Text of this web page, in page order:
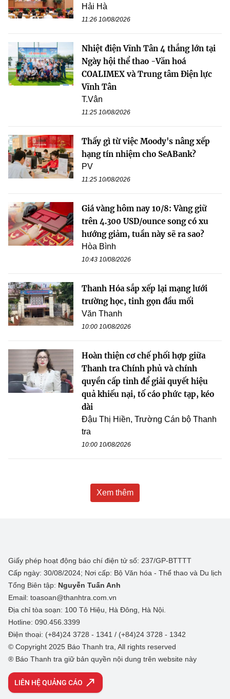
Hải Hà
11:26 10/08/2026
Nhiệt điện Vĩnh Tân 4 thắng lớn tại
Ngày hội thể thao -Văn hoá
COALIMEX và Trung tâm Điện lực
Vĩnh Tân
T.Vân
11:25 10/08/2026
Thấy gì từ việc Moody's nâng xếp
hạng tín nhiệm cho SeABank?
PV
11:25 10/08/2026
Giá vàng hôm nay 10/8: Vàng giữ
trên 4.300 USD/ounce song có xu
hướng giảm, tuần này sẽ ra sao?
Hòa Bình
10:43 10/08/2026
Thanh Hóa sắp xếp lại mạng lưới
trường học, tinh gọn đầu mối
Văn Thanh
10:00 10/08/2026
Hoàn thiện cơ chế phối hợp giữa
Thanh tra Chính phủ và chính
quyền cấp tỉnh để giải quyết hiệu
quả khiếu nại, tố cáo phức tạp, kéo
dài
Đậu Thị Hiền, Trường Cán bộ Thanh
tra
10:00 10/08/2026
Xem thêm
Giấy phép hoạt động báo chí điện tử số: 237/GP-BTTTT
Cấp ngày: 30/08/2024; Nơi cấp: Bộ Văn hóa - Thể thao và Du lịch
Tổng Biên tập: Nguyễn Tuấn Anh
Email: toasoan@thanhtra.com.vn
Địa chỉ tòa soạn: 100 Tô Hiệu, Hà Đông, Hà Nội.
Hotline: 090.456.3399
Điện thoại: (+84)24 3728 - 1341 / (+84)24 3728 - 1342
© Copyright 2025 Báo Thanh tra, All rights reserved
® Báo Thanh tra giữ bản quyền nội dung trên website này
LIÊN HỆ QUẢNG CÁO